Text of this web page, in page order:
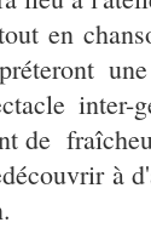
en
inter-
de
à